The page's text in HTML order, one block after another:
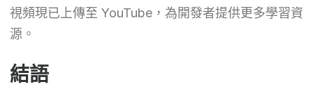
視頻現已上傳至 YouTube，為開發者提供更多學習資
源。
結語